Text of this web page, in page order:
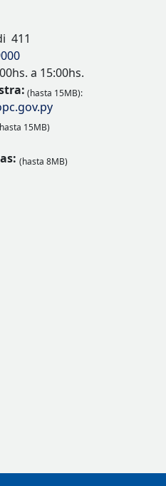
411
a 15:00hs.
(hasta 15MB):
15MB)
(hasta 8MB)